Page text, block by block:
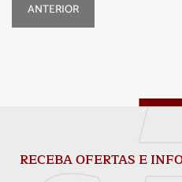
ANTERIOR
RECEBA OFERTAS E